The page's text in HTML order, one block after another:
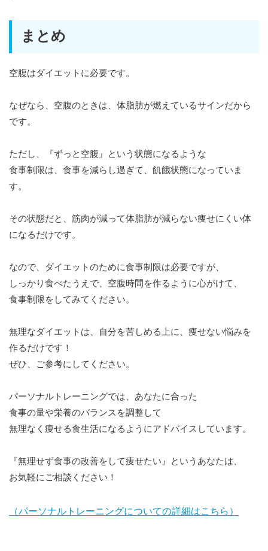
まとめ
空腹はダイエットに必要です。
なぜなら、空腹のときは、体脂肪が燃えているサインだから
です。
ただし、『ずっと空腹』という状態になるような
食事制限は、食事を減らし過ぎて、飢餓状態になっていま
す。
その状態だと、筋肉が減って体脂肪が減らない痩せにくい体
になるだけです。
なので、ダイエットのために食事制限は必要ですが、
しっかり食べたうえで、空腹時間を作るように心がけて、
食事制限をしてみてください。
無理なダイエットは、自分を苦しめる上に、痩せない悩みを
作るだけです！
ぜひ、ご参考にしてください。
パーソナルトレーニングでは、あなたに合った
食事の量や栄養のバランスを調整して
無理なく痩せる食生活になるようにアドバイスしています。
『無理せず食事の改善をして痩せたい』というあなたは、
お気軽にご相談ください！
（パーソナルトレーニングについての詳細はこちら）